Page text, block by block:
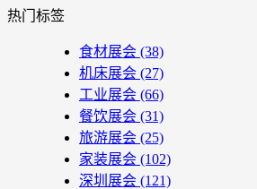
热门标签
食材展会 (38)
机床展会 (27)
工业展会 (66)
餐饮展会 (31)
旅游展会 (25)
家装展会 (102)
深圳展会 (121)